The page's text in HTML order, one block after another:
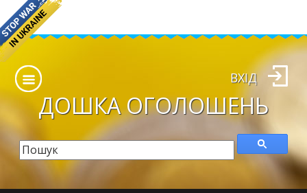
ДОШКАОГОЛОШЕНЬ
ВХІД